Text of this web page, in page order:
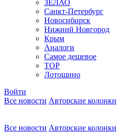
ЗЕЛАО
Санкт-Петербург
Новосибирск
Нижний Новгород
Крым
Аналоги
Самое дешевое
TOP
Лотошино
Войти
Все новости Авторские колонки
Все новости Авторские колонки